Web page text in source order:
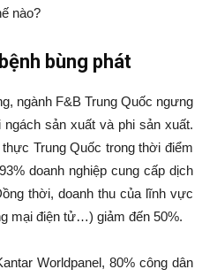
nào?
bùng phát
ngành F&B Trung Quốc ngưng
sản xuất và phi sản xuất.
Trung Quốc trong thời điểm
doanh nghiệp cung cấp dịch
thời, doanh thu của lĩnh vực
mại điện tử…) giảm đến 50%.
Worldpanel, 80% công dân